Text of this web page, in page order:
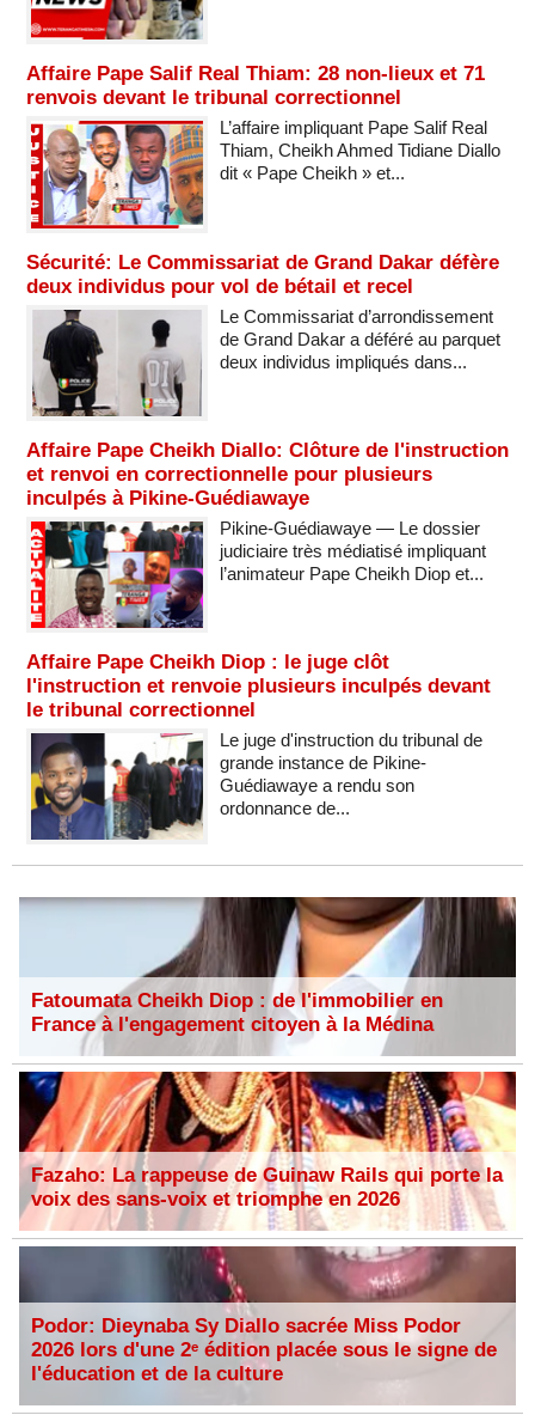
Affaire Pape Salif Real Thiam: 28 non-lieux et 71
renvois devant le tribunal correctionnel
L’affaire impliquant Pape Salif Real
Thiam, Cheikh Ahmed Tidiane Diallo
dit « Pape Cheikh » et...
Sécurité: Le Commissariat de Grand Dakar défère
deux individus pour vol de bétail et recel
Le Commissariat d’arrondissement
de Grand Dakar a déféré au parquet
deux individus impliqués dans...
Affaire Pape Cheikh Diallo: Clôture de l'instruction
et renvoi en correctionnelle pour plusieurs
inculpés à Pikine-Guédiawaye
Pikine-Guédiawaye — Le dossier
judiciaire très médiatisé impliquant
l’animateur Pape Cheikh Diop et...
Affaire Pape Cheikh Diop : le juge clôt
l'instruction et renvoie plusieurs inculpés devant
le tribunal correctionnel
Le juge d'instruction du tribunal de
grande instance de Pikine-
Guédiawaye a rendu son
ordonnance de...
Fatoumata Cheikh Diop : de l'immobilier en
France à l'engagement citoyen à la Médina
Fazaho: La rappeuse de Guinaw Rails qui porte la
voix des sans-voix et triomphe en 2026
Podor: Dieynaba Sy Diallo sacrée Miss Podor
2026 lors d'une 2ᵉ édition placée sous le signe de
l'éducation et de la culture